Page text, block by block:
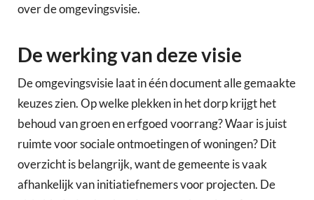
over de omgevingsvisie.
De werking van deze visie
De omgevingsvisie laat in één document alle gemaakte
keuzes zien. Op welke plekken in het dorp krijgt het
behoud van groen en erfgoed voorrang? Waar is juist
ruimte voor sociale ontmoetingen of woningen? Dit
overzicht is belangrijk, want de gemeente is vaak
afhankelijk van initiatiefnemers voor projecten. De